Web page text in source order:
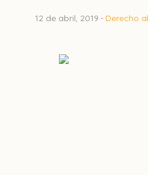
12 de abril, 2019 Derecho